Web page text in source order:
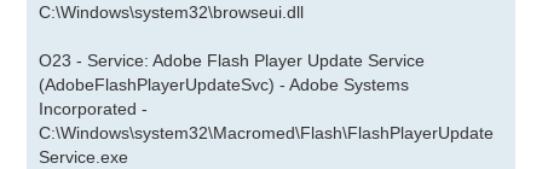
C:\Windows\system32\browseui.dll
O23 - Service: Adobe Flash Player Update Service
(AdobeFlashPlayerUpdateSvc) - Adobe Systems
Incorporated -
C:\Windows\system32\Macromed\Flash\FlashPlayerUpdate
Service.exe